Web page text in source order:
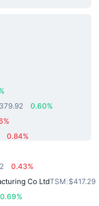
संपत्तियां
0.60%
0.84%
0.43%
Co LtdTSM $417.29
0.69%